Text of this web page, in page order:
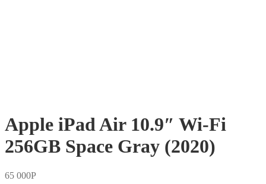
Apple iPad Air 10.9″ Wi-Fi
256GB Space Gray (2020)
65 000Р